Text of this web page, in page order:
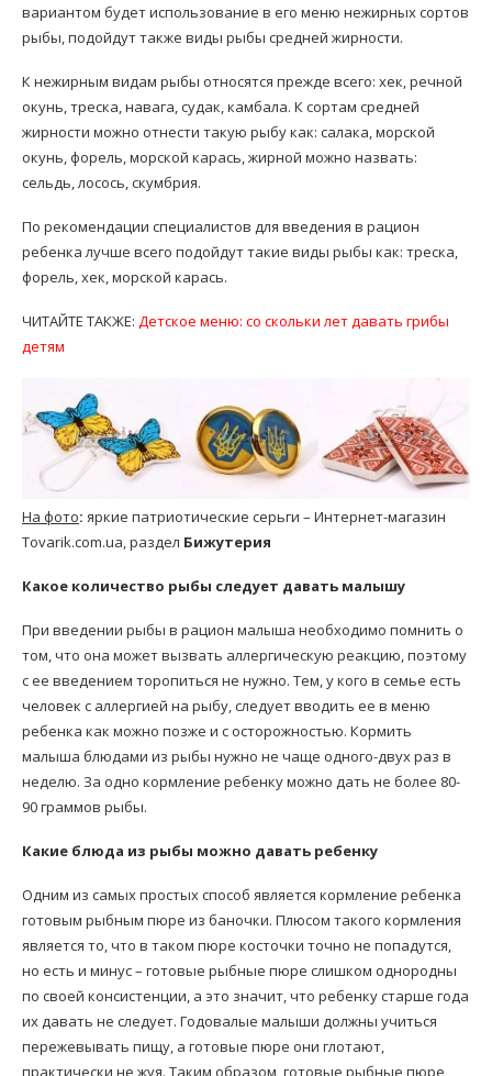
вариантом будет использование в его меню нежирных сортов
рыбы, подойдут также виды рыбы средней жирности.
К нежирным видам рыбы относятся прежде всего: хек, речной
окунь, треска, навага, судак, камбала. К сортам средней
жирности можно отнести такую рыбу как: салака, морской
окунь, форель, морской карась, жирной можно назвать:
сельдь, лосось, скумбрия.
По рекомендации специалистов для введения в рацион
ребенка лучше всего подойдут такие виды рыбы как: треска,
форель, хек, морской карась.
ЧИТАЙТЕ ТАКЖЕ: Детское меню: со скольки лет давать грибы
детям
На фото: яркие патриотические серьги – Интернет-магазин
Tovarik.com.ua, раздел Бижутерия
Какое количество рыбы следует давать малышу
При введении рыбы в рацион малыша необходимо помнить о
том, что она может вызвать аллергическую реакцию, поэтому
с ее введением торопиться не нужно. Тем, у кого в семье есть
человек с аллергией на рыбу, следует вводить ее в меню
ребенка как можно позже и с осторожностью. Кормить
малыша блюдами из рыбы нужно не чаще одного-двух раз в
неделю. За одно кормление ребенку можно дать не более 80-
90 граммов рыбы.
Какие блюда из рыбы можно давать ребенку
Одним из самых простых способ является кормление ребенка
готовым рыбным пюре из баночки. Плюсом такого кормления
является то, что в таком пюре косточки точно не попадутся,
но есть и минус – готовые рыбные пюре слишком однородны
по своей консистенции, а это значит, что ребенку старше года
их давать не следует. Годовалые малыши должны учиться
пережевывать пищу, а готовые пюре они глотают,
практически не жуя. Таким образом, готовые рыбные пюре